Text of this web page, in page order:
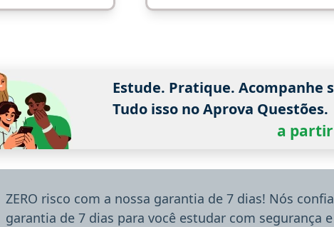
Estude. Pratique. Acompanhe
Tudo isso no Aprova Questões.
a partir
ZERO risco com a nossa garantia de 7 dias! Nós
garantia de 7 dias para você estudar com segurança